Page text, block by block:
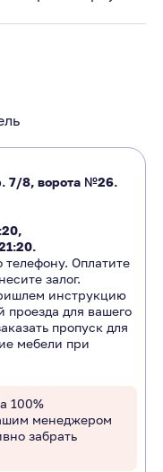
7/8, ворота №26.
,
Оплатите
залог.
инструкцию
для вашего
пропуск для
мебели при
100%
менеджером
забрать